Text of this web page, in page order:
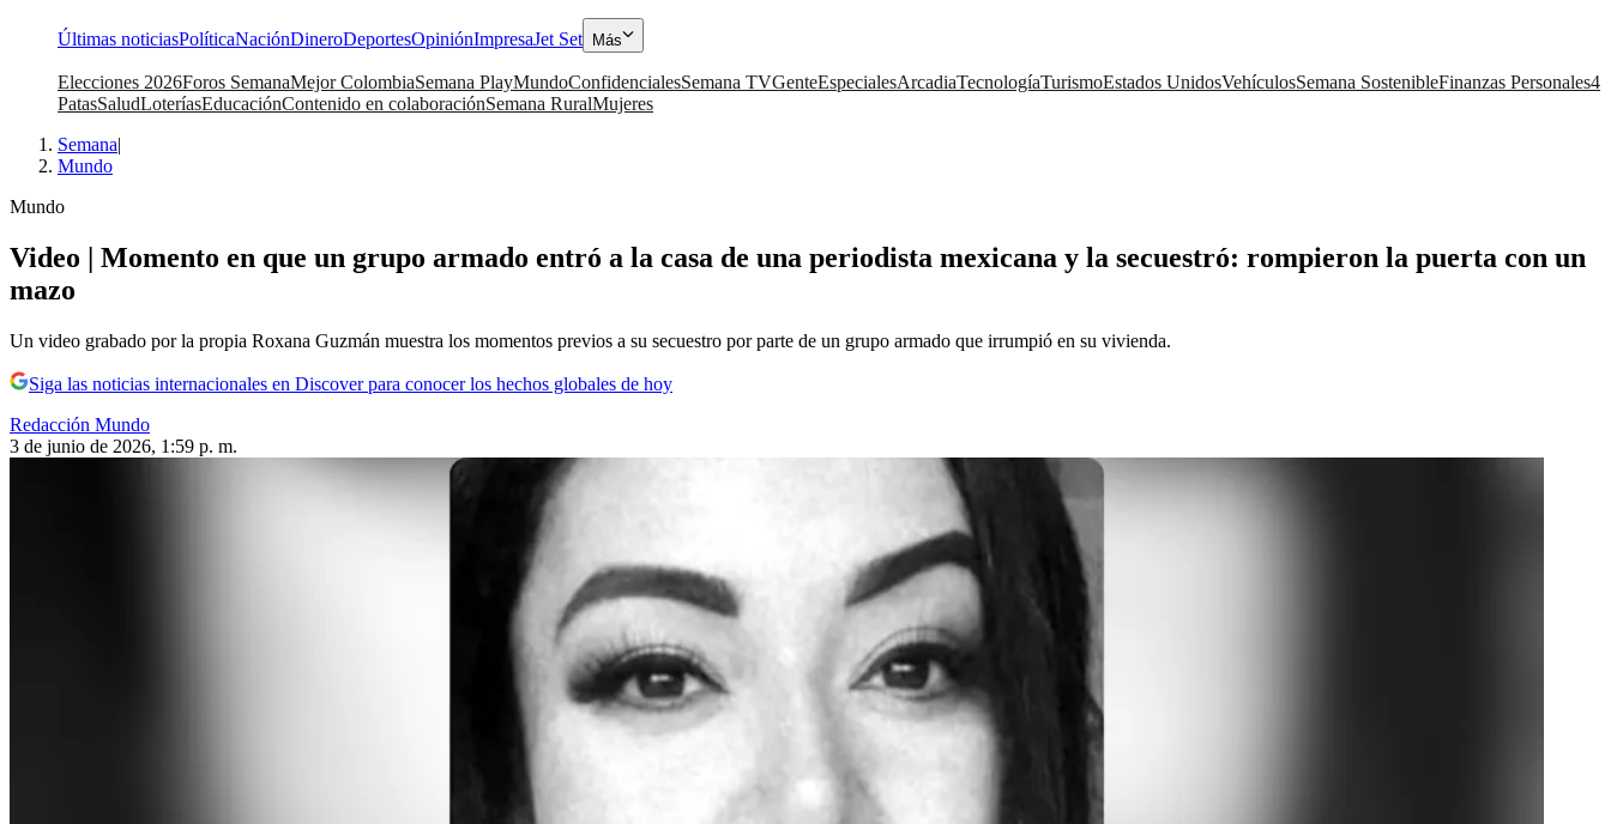
Últimas noticiasPolíticaNaciónDineroDeportesOpiniónImpresaJet Set Más
Elecciones 2026Foros SemanaMejor ColombiaSemana PlayMundoConfidencialesSemana TVGenteEspecialesArcadiaTecnologíaTurismoEstados UnidosVehículosSemana SostenibleFinanzas Personales4
PatasSaludLoteríasEducaciónContenido en colaboraciónSemana RuralMujeres
Semana|
Mundo
Mundo
Video | Momento en que un grupo armado entró a la casa de una periodista mexicana y la secuestró: rompieron la puerta con un
mazo
Un video grabado por la propia Roxana Guzmán muestra los momentos previos a su secuestro por parte de un grupo armado que irrumpió en su vivienda.
Siga las noticias internacionales en Discover para conocer los hechos globales de hoy
Redacción Mundo
3 de junio de 2026, 1:59 p. m.